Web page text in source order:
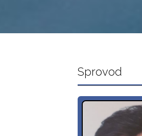
Sprovod